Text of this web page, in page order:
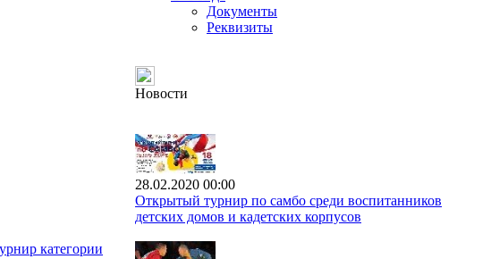
категории
Документы
Реквизиты
Новости
28.02.2020 00:00
Открытый турнир по самбо среди воспитанников
детских домов и кадетских корпусов